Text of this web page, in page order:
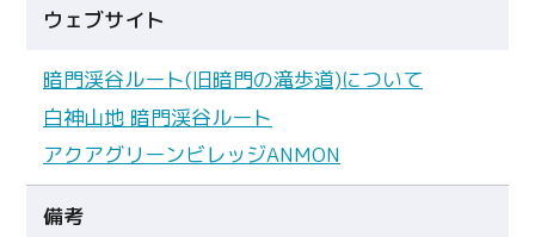
ウェブサイト
暗門渓谷ルート(旧暗門の滝歩道)について
白神山地 暗門渓谷ルート
アクアグリーンビレッジANMON
備考